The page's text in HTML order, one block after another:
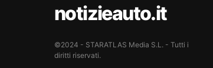
notizieauto.it
©2024 - STARATLAS Media S.L. - Tutti i
diritti riservati.